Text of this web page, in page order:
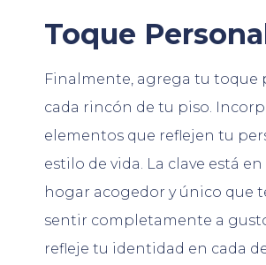
Toque
Finalmente, agrega tu toque
cada rincón de tu piso.
elementos que reflejen tu
estilo de vida. La clave está
hogar acogedor y único que
sentir completamente a
refleje tu identidad en cada